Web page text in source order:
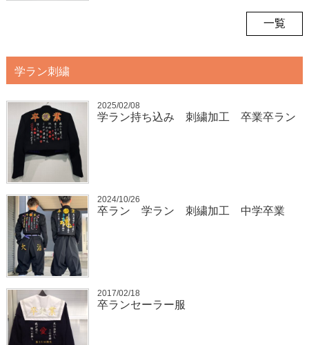
一覧
学ラン刺繍
2025/02/08
学ラン持ち込み 刺繍加工 卒業卒ラン
2024/10/26
卒ラン 学ラン 刺繍加工 中学卒業
2017/02/18
卒ランセーラー服